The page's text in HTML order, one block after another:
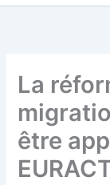
La
être